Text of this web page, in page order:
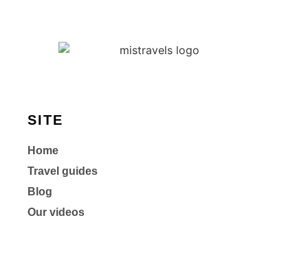
SITE
Home
Travel guides
Blog
Our videos